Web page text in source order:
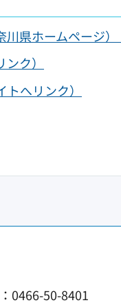
県ホームページ）
ク）
へリンク）
0466-50-8401